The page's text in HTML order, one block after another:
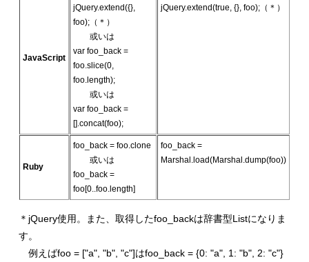
JavaScript
jQuery.extend({},
foo);（＊）
或いは
var foo_back =
foo.slice(0,
foo.length);
或いは
var foo_back =
[].concat(foo);
jQuery.extend(true, {}, foo);（＊）
Ruby
foo_back = foo.clone
或いは
foo_back =
foo[0..foo.length]
foo_back =
Marshal.load(Marshal.dump(foo))
＊jQuery使用。また、取得したfoo_backは辞書型Listになりま
す。
例えばfoo = ["a", "b", "c"]はfoo_back = {0: "a", 1: "b", 2: "c"}